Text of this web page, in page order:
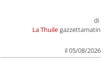
La Thuile
di
gazzettamatin
il 05/08/2026